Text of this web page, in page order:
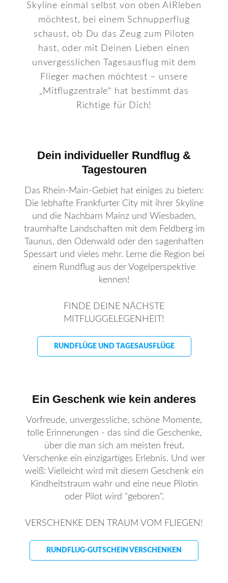
Skyline einmal selbst von oben AIRleben
möchtest, bei einem Schnupperflug
schaust, ob Du das Zeug zum Piloten
hast, oder mit Deinen Lieben einen
unvergesslichen Tagesausflug mit dem
Flieger machen möchtest – unsere
„Mitflugzentrale“ hat bestimmt das
Richtige für Dich!
Dein individueller Rundflug &
Tagestouren
Das Rhein-Main-Gebiet hat einiges zu bieten:
Die lebhafte Frankfurter City mit ihrer Skyline
und die Nachbarn Mainz und Wiesbaden,
traumhafte Landschaften mit dem Feldberg im
Taunus, den Odenwald oder den sagenhaften
Spessart und vieles mehr. Lerne die Region bei
einem Rundflug aus der Vogelperspektive
kennen!
FINDE DEINE NÄCHSTE
MITFLUGGELEGENHEIT!
RUNDFLÜGE UND TAGESAUSFLÜGE
Ein Geschenk wie kein anderes
Vorfreude, unvergessliche, schöne Momente,
tolle Erinnerungen - das sind die Geschenke,
über die man sich am meisten freut.
Verschenke ein einzigartiges Erlebnis. Und wer
weiß: Vielleicht wird mit diesem Geschenk ein
Kindheitstraum wahr und eine neue Pilotin
oder Pilot wird "geboren".
VERSCHENKE DEN TRAUM VOM FLIEGEN!
RUNDFLUG-GUTSCHEIN VERSCHENKEN